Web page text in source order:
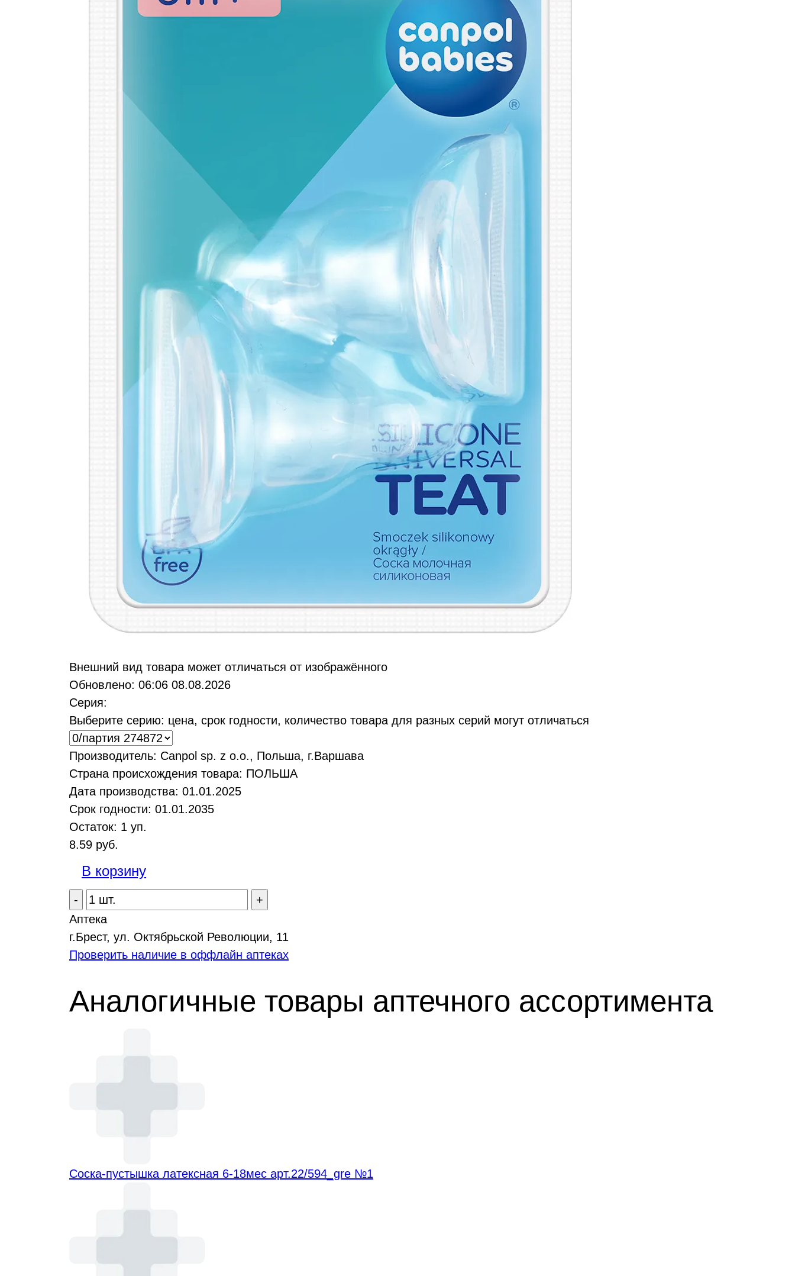
Bнешний вид товара может отличаться от изображённого
Обновлено: 06:06 08.08.2026
Серия:
Выберите серию: цена, срок годности, количество товара для разных серий могут отличаться
Производитель: Canpol sp. z o.o., Польша, г.Варшава
Страна происхождения товара: ПОЛЬША
Дата производства: 01.01.2025
Срок годности: 01.01.2035
Остаток: 1 уп.
8.59 руб.
В корзину
-
+
Аптека
г.Брест, ул. Октябрьской Революции, 11
Проверить наличие в оффлайн аптеках
Аналогичные товары аптечного ассортимента
Соска-пустышка латексная 6-18мес арт.22/594_gre №1